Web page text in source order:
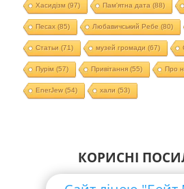
Хасидізм (97) Пам'ятна дата (88)
Песах(85) Любавичський Ребе (80)
Статьи (71) музей громади (67)
Пурім (57) Привітання(55) Про
EnerJew(54) хали (53)
КОРИСНІ